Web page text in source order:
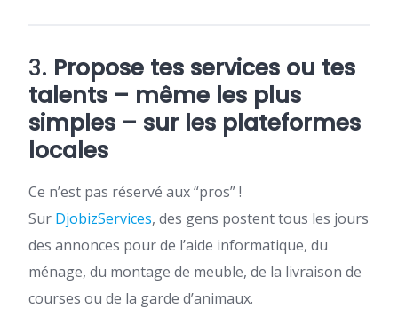
3. Propose tes services ou tes
talents – même les plus
simples – sur les plateformes
locales
Ce n’est pas réservé aux “pros” !
Sur DjobizServices, des gens postent tous les jours
des annonces pour de l’aide informatique, du
ménage, du montage de meuble, de la livraison de
courses ou de la garde d’animaux.